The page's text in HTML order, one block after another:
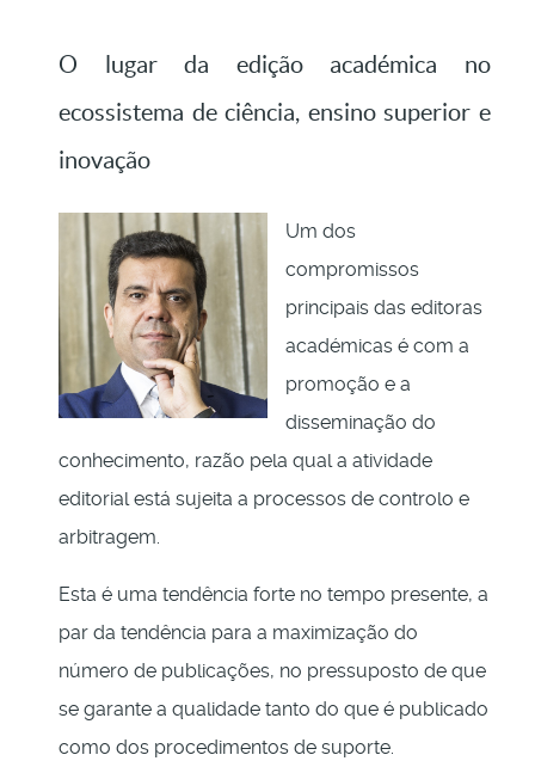
O lugar da edição académica no
ecossistema de ciência, ensino superior e
inovação
Um dos
compromissos
principais das editoras
académicas é com a
promoção e a
disseminação do
conhecimento, razão pela qual a atividade
editorial está sujeita a processos de controlo e
arbitragem.
Esta é uma tendência forte no tempo presente, a
par da tendência para a maximização do
número de publicações, no pressuposto de que
se garante a qualidade tanto do que é publicado
como dos procedimentos de suporte.